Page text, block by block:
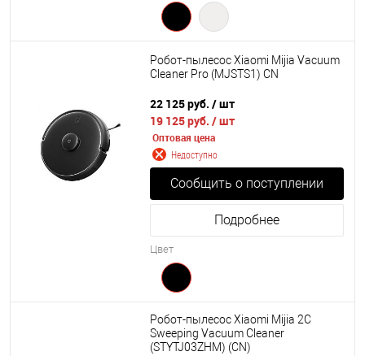
Робот-пылесос Xiaomi Mijia Vacuum
Cleaner Pro (MJSTS1) CN
22 125 руб. / шт
19 125 руб. / шт
Оптовая цена
Недоступно
Сообщить о поступлении
Подробнее
Цвет
Робот-пылесос Xiaomi Mijia 2C
Sweeping Vacuum Cleaner
(STYTJ03ZHM) (CN)